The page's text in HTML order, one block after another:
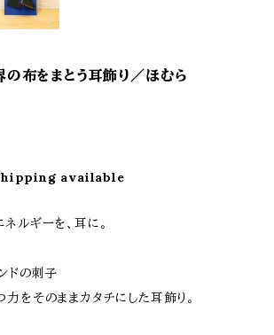
の布をまとう耳飾り／ほむら
available
ルギーを、耳に。
ドの刺子
をそのままカタチにした耳飾り。